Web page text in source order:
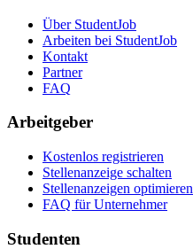
Über StudentJob
Arbeiten bei StudentJob
Kontakt
Partner
FAQ
Arbeitgeber
Kostenlos registrieren
Stellenanzeige schalten
Stellenanzeigen optimieren
FAQ für Unternehmer
Studenten